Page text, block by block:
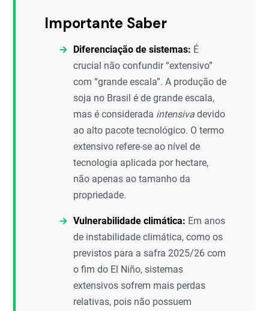
Importante Saber
Diferenciação de sistemas: É
crucial não confundir “extensivo”
com “grande escala”. A produção de
soja no Brasil é de grande escala,
mas é considerada intensiva devido
ao alto pacote tecnológico. O termo
extensivo refere-se ao nível de
tecnologia aplicada por hectare,
não apenas ao tamanho da
propriedade.
Vulnerabilidade climática: Em anos
de instabilidade climática, como os
previstos para a safra 2025/26 com
o fim do El Niño, sistemas
extensivos sofrem mais perdas
relativas, pois não possuem